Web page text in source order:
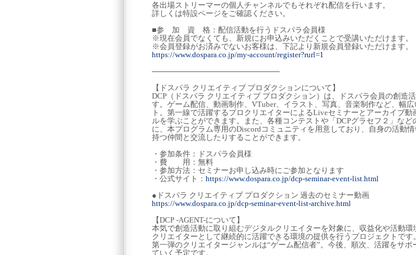
各出場ストリーマーの個人チャンネルでもそれぞれ配信を行います。
詳しくは特設ページをご確認ください。
■参 加 資 格：配信活動を行うドスパラ会員様
※現在会員でなくても、新規にお申込みいただくことで受講いただけます。
※会員登録がお済みでないお客様は、下記より新規会員登録いただけます。
https://www.dospara.co.jp/my-account/register?rurl=1
────────────────────────
【ドスパラ クリエイティブ プロダクションについて】
DCP（ドスパラ クリエイティブ プロダクション）は、ドスパラ会員の創造
す。ゲーム配信、動画制作、VTuber、イラスト、写真、音楽制作など、幅
ト。第一線で活躍するプロクリエイターによるLiveセミナーとアーカイブ
ルを学ぶことができます。また、各種コンテストや「DCPグラセフ２」な
に、本プログラム専用のDiscordコミュニティを用意しており、自身の活動
持つ仲間と交流したりすることができます。
・参加条件：ドスパラ会員様
・費 用：無料
・参加方法：セミナーお申し込み時にご参加となります
・公式サイト： https://www.dospara.co.jp/dcp-seminar-event-list.html
●ドスパラ クリエイティブ プロダクション 過去のセミナー動画
https://www.dospara.co.jp/dcp-seminar-event-list-archive.html
【DCP -AGENT-について】
本気で創造活動に取り組むデジタルクリエイターを対象に、収益化や活動
クリエイターとして継続的に活躍できる環境の提供を行うプロジェクトで
第一弾のクリエイタージャンルは“ゲーム配信者”。今後、順次、活躍をサポ
ていく予定です。